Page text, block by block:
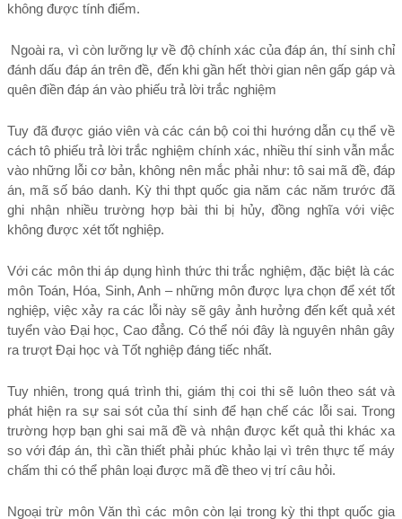
không được tính điểm.
đánh dấu đáp án trên đề, đến khi gần hết thời gian nên gấp gáp và
quên điền đáp án vào phiếu trả lời trắc nghiệm
Tuy đã được giáo viên và các cán bộ coi thi hướng dẫn cụ thể về
cách tô phiếu trả lời trắc nghiệm chính xác, nhiều thí sinh vẫn mắc
vào những lỗi cơ bản, không nên mắc phải như: tô sai mã đề, đáp
án, mã số báo danh. Kỳ thi thpt quốc gia năm các năm trước đã
ghi nhận nhiều trường hợp bài thi bị hủy, đồng nghĩa với việc
không được xét tốt nghiệp.
Với các môn thi áp dụng hình thức thi trắc nghiệm, đặc biệt là các
môn Toán, Hóa, Sinh, Anh – những môn được lựa chọn để xét tốt
nghiệp, việc xảy ra các lỗi này sẽ gây ảnh hưởng đến kết quả xét
tuyển vào Đại học, Cao đẳng. Có thể nói đây là nguyên nhân gây
ra trượt Đại học và Tốt nghiệp đáng tiếc nhất.
Tuy nhiên, trong quá trình thi, giám thị coi thi sẽ luôn theo sát và
phát hiện ra sự sai sót của thí sinh để hạn chế các lỗi sai. Trong
trường hợp bạn ghi sai mã đề và nhận được kết quả thi khác xa
so với đáp án, thì cần thiết phải phúc khảo lại vì trên thực tế máy
chấm thi có thể phân loại được mã đề theo vị trí câu hỏi.
Ngoại trừ môn Văn thì các môn còn lại trong kỳ thi thpt quốc gia